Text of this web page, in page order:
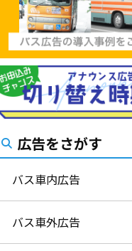
広告をさがす
バス車内広告
バス車外広告